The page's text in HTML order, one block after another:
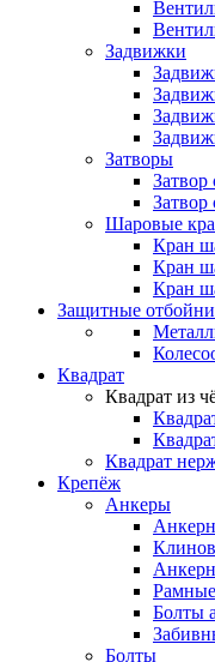
Задвижки
Затворы
Затвор
Затвор
Шаровые
Кран
Кран
Кран
Защитные
Квадрат
Квадрат из
Квадрат
Крепёж
Анкеры
Болты
Болты